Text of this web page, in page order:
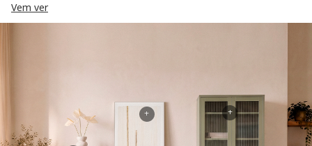
Vem ver
+
+